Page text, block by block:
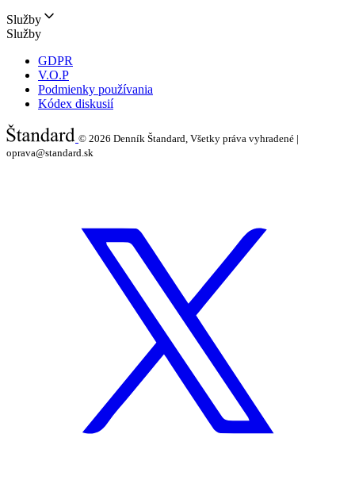
Služby
Služby
GDPR
V.O.P
Podmienky používania
Kódex diskusií
© 2026 Denník Štandard, Všetky práva vyhradené |
oprava@standard.sk